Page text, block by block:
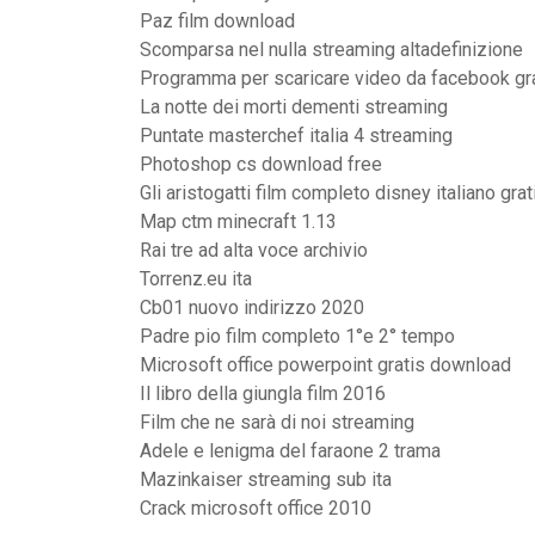
Paz film download
Scomparsa nel nulla streaming altadefinizione
Programma per scaricare video da facebook
La notte dei morti dementi streaming
Puntate masterchef italia 4 streaming
Photoshop cs download free
Gli aristogatti film completo disney italiano
Map ctm minecraft 1.13
Rai tre ad alta voce archivio
Torrenz.eu ita
Cb01 nuovo indirizzo 2020
Padre pio film completo 1°e 2° tempo
Microsoft office powerpoint gratis download
Il libro della giungla film 2016
Film che ne sarà di noi streaming
Adele e lenigma del faraone 2 trama
Mazinkaiser streaming sub ita
Crack microsoft office 2010